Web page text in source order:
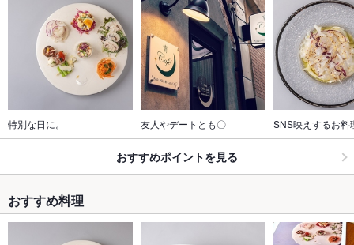
特別な日に。 友人やデートとも〇 SNS映えするお料
おすすめポイントを見る
おすすめ料理